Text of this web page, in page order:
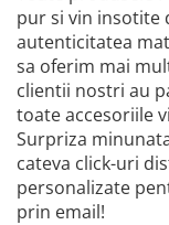
pur si vin insotite
autenticitatea
sa oferim mai
clientii nostri au
toate accesoriile
Surpriza
cateva click-uri
personalizate
prin email!